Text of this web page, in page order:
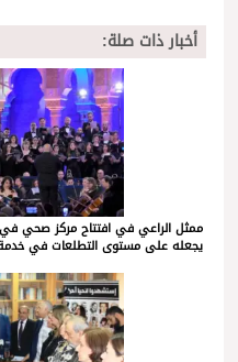
أخبار ذات صلة:
ممثل الراعي في افتتاح مركز صحي
يجعله على مستوى التطلعات في